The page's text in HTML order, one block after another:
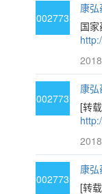
002773
康
国
002773
康
[转
002773
康
[转